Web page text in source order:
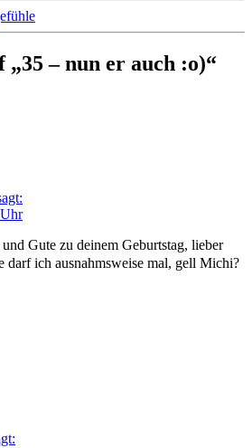
– nun er auch :o)“
Gute zu deinem Geburtstag, lieber
darf ich ausnahmsweise mal, gell Michi?